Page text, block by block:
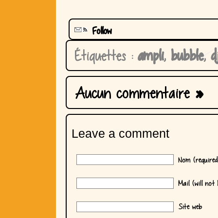
Follow
Étiquettes : ampli, bubble, dj
Aucun commentaire »
Leave a comment
Nom (required)
Mail (will not
Site web